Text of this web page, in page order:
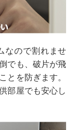
なので割れませ
でも、破片が飛
とを防ぎます。
部屋でも安心し